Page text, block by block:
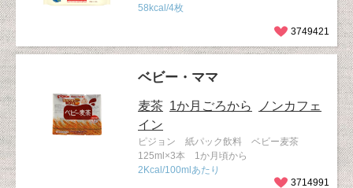
58kcal/4枚
3749421
ベビー・ママ
麦茶 1か月ごろから
ノンカフェ
イン
ピジョン 紙パック飲料 ベビー麦茶
125ml×3本 1か月頃から
2Kcal/100mlあたり
3714991